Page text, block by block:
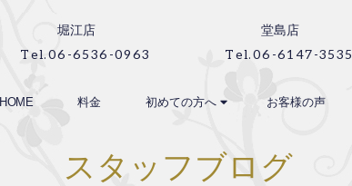
堀江店
Tel.06-6536-0963
堂島店
Tel.06-6147-3535
HOME 料金 初めての方へ お客様の声
スタッフブログ